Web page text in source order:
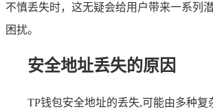
不慎丢失时，这无疑会给用户带来一系列
困扰。
安全地址丢失的原因
TP钱包安全地址的丢失,可能由多种复